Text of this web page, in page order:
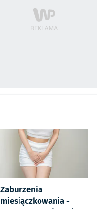
Zaburzenia
miesiączkowania -